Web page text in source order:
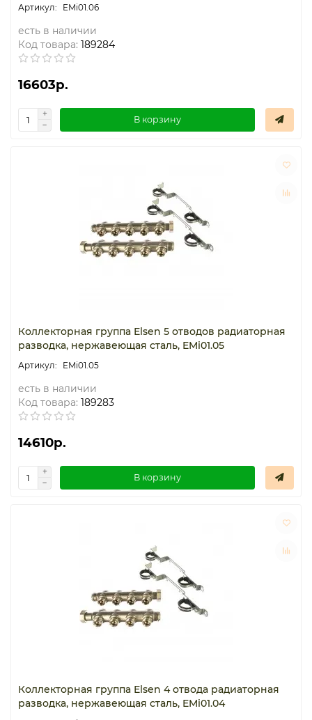
EMi01.06
есть в наличии
Код товара: 189284
16603р.
В корзину
Коллекторная группа Elsen 5 отводов радиаторная
разводка, нержавеющая сталь, EMi01.05
EMi01.05
есть в наличии
Код товара: 189283
14610р.
В корзину
Коллекторная группа Elsen 4 отвода радиаторная
разводка, нержавеющая сталь, EMi01.04